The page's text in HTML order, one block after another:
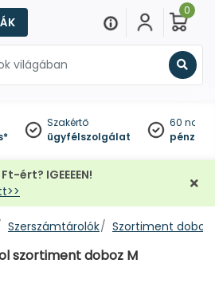
0
Szakértő
ügyfélszolgálat
60
ért? IGEEEEN!
Szerszámtárolók Szortiment
szortiment doboz M